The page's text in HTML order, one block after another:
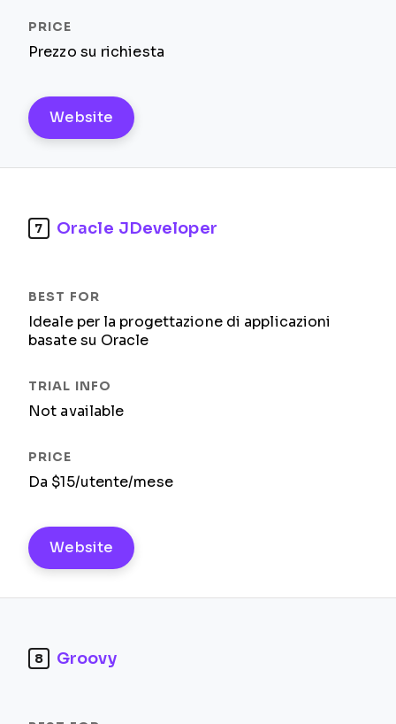
Prezzo su richiesta
Website
7 Oracle JDeveloper
Ideale per la progettazione di applicazioni
basate su Oracle
Not available
Da $15/utente/mese
Website
8 Groovy